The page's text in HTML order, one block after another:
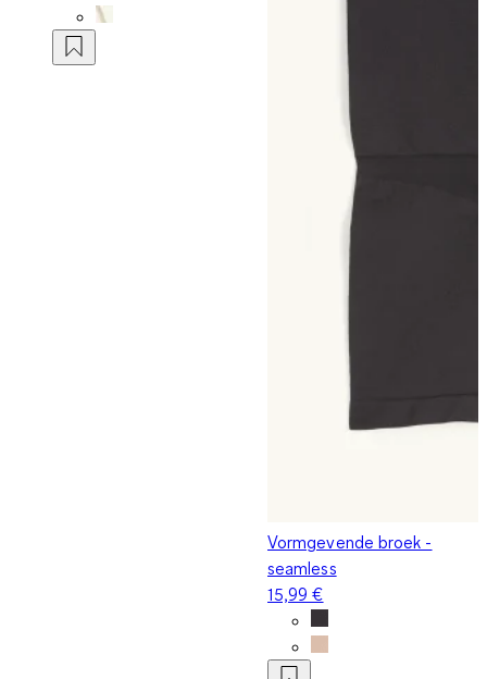
Vormgevende broek -
seamless
15,99 €